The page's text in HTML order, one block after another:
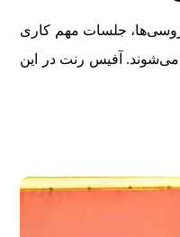
جلسات مهم کاری
می‌شوند. آفیس رنت در این